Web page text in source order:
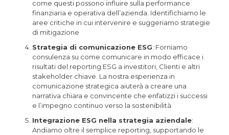
come questi possono influire sulla performance
finanziaria e operativa dell’azienda. Identifichiamo le
aree critiche in cui intervenire e suggeriamo strategie
di mitigazione
Strategia di comunicazione ESG: Forniamo
consulenza su come comunicare in modo efficace i
risultati del reporting ESG a investitori, Clienti e altri
stakeholder chiave. La nostra esperienza in
comunicazione strategica aiuterà a creare una
narrativa chiara e convincente che enfatizzi i successi
e l’impegno continuo verso la sostenibilità
Integrazione ESG nella strategia aziendale:
Andiamo oltre il semplice reporting, supportando le